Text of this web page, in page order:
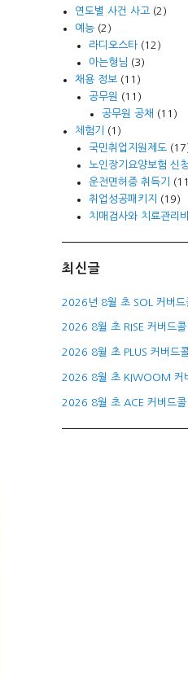
연도별 사건 사고 (2)
예능 (2)
라디오스타(12)
아는형님 (3)
채용 정보 (11)
공무원
(11)
공무원 공채 (11)
체험기
(1)
국민취업지원제도
노인장기요양보험 신청
운전면허증 취득기
취업성공패키지
(19)
치매검사와 치료관리
최신글
2026년 8월 초 SOL 커버드
2026 8월 초 RISE 커버드콜
2026 8월 초 PLUS 커버드
2026 8월 초 KIWOOM 커
2026 8월 초 ACE 커버드콜